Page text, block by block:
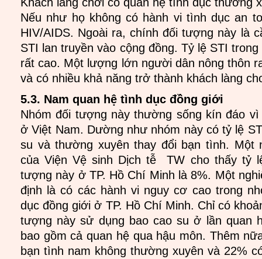
Nếu như họ không có hành vi tình dục an
HIV/AIDS. Ngoài ra, chính đối tượng này là
STI lan truyền vào cộng đồng. Tỷ lệ STI
rất cao. Một lượng lớn người dân nông thôn
và có nhiều khả năng trở thành khách làng
5.3. Nam quan hệ tình dục đồng giới
Nhóm đối tượng này thường sống kín đáo vì
ở Việt Nam. Dường như nhóm này có tỷ lệ
su và thường xuyên thay đổi bạn tình. Một
của Viện Vệ sinh Dịch tễ TW cho thấy tỷ
tượng này ở TP. Hồ Chí Minh là 8%. Một
định là có các hành vi nguy cơ cao trong
dục đồng giới ở TP. Hồ Chí Minh. Chỉ có
tượng này sử dụng bao cao su ở lần quan
bao gồm cả quan hệ qua hậu môn. Thêm
bạn tình nam không thường xuyên và 22%